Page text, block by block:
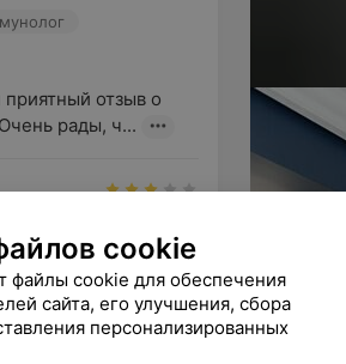
отзыв о
рады, ч...
за
кабинете с...
cookie
файлы cookie для обеспечения
сайта, его улучшения, сбора
персонализированных